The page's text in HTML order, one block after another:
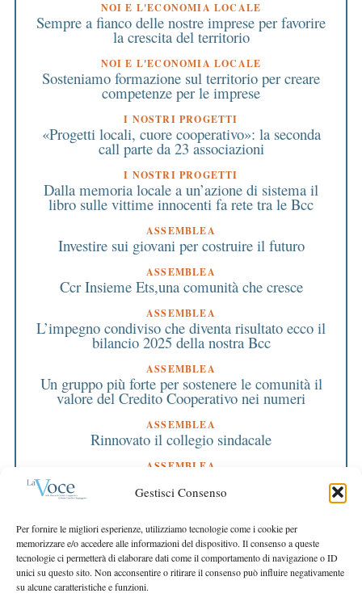
Gestisci Consenso
Per fornire le migliori esperienze, utilizziamo tecnologie come i cookie per
memorizzare e/o accedere alle informazioni del dispositivo. Il consenso a queste
tecnologie ci permetterà di elaborare dati come il comportamento di navigazione o ID
unici su questo sito. Non acconsentire o ritirare il consenso può influire negativamente
su alcune caratteristiche e funzioni.
NOI E L'ECONOMIA LOCALE
Sempre a fianco delle nostre imprese per favorire
la crescita del territorio
NOI E L'ECONOMIA LOCALE
Sosteniamo formazione sul territorio per creare
competenze per le imprese
I NOSTRI PROGETTI
«Progetti locali, cuore cooperativo»: la seconda
call parte da 23 associazioni
I NOSTRI PROGETTI
Dalla memoria locale a un’azione di sistema il
libro sulle vittime innocenti fa rete tra le Bcc
ASSEMBLEA
Investire sui giovani per costruire il futuro
ASSEMBLEA
Ccr Insieme Ets,una comunità che cresce
ASSEMBLEA
L’impegno condiviso che diventa risultato ecco il
bilancio 2025 della nostra Bcc
ASSEMBLEA
Un gruppo più forte per sostenere le comunità il
valore del Credito Cooperativo nei numeri
ASSEMBLEA
Rinnovato il collegio sindacale
ASSEMBLEA
Bilancio approvato all’unanimità e 2 milioni
destinati al territorio
EDITORIALE DIRETTORE
Crescere restando riconoscibili
EDITORIALE PRESIDENTE
Costruire futuro insieme